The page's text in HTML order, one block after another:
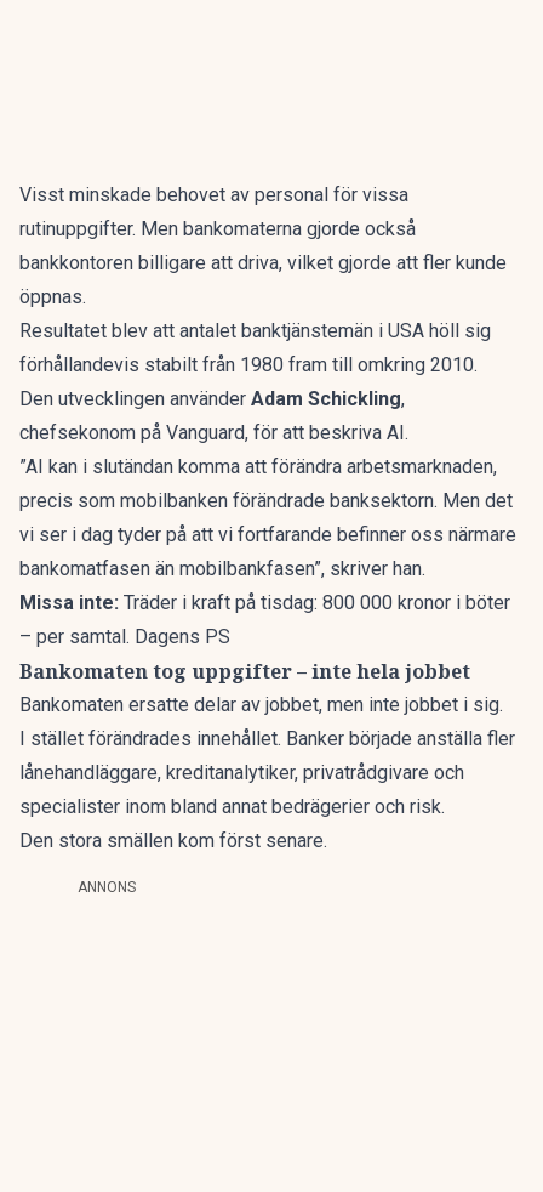
Visst minskade behovet av personal för vissa
rutinuppgifter. Men bankomaterna gjorde också
bankkontoren billigare att driva, vilket gjorde att fler kunde
öppnas.
Resultatet blev att antalet banktjänstemän i USA höll sig
förhållandevis stabilt från 1980 fram till omkring 2010.
Den utvecklingen använder Adam Schickling,
chefsekonom på Vanguard, för att beskriva AI.
”AI kan i slutändan komma att förändra arbetsmarknaden,
precis som mobilbanken förändrade banksektorn. Men det
vi ser i dag tyder på att vi fortfarande befinner oss närmare
bankomatfasen än mobilbankfasen”, skriver han.
Missa inte: Träder i kraft på tisdag: 800 000 kronor i böter
– per samtal. Dagens PS
Bankomaten tog uppgifter – inte hela jobbet
Bankomaten ersatte delar av jobbet, men inte jobbet i sig.
I stället förändrades innehållet. Banker började anställa fler
lånehandläggare, kreditanalytiker, privatrådgivare och
specialister inom bland annat bedrägerier och risk.
Den stora smällen kom först senare.
ANNONS